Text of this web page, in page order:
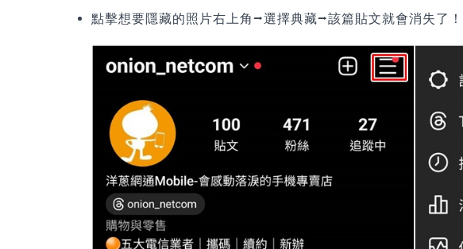
點擊想要隱藏的照片右上角⭢選擇典藏⭢該篇貼文就會消失了！